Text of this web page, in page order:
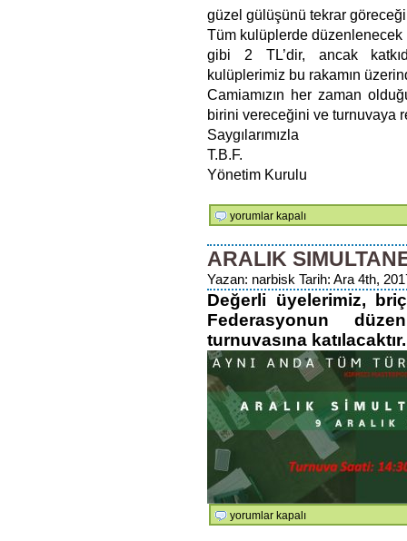
güzel gülüşünü tekrar
Tüm kulüplerde
gibi 2 TL’dir, ancak
kulüplerimiz bu rakamın
Camiamızın her zaman
birini vereceğini ve turnuvaya
Saygılarımızla
T.B.F.
Yönetim Kurulu
23
Yelda
Baysal
Mumcu
Simultane
Turnuvası
için
yorumlar kapalı
ARALIK
Yazan: narbisk Tarih: Ara 4th,
Değerli üyelerimiz,
Federasyonun
turnuvasına
Aralık
yorumlar kapalı